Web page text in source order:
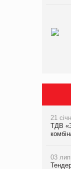
21
ТДВ
03